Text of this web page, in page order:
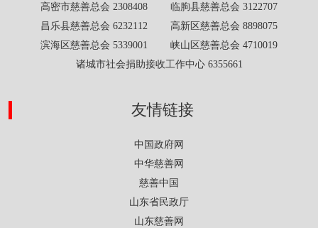
高密市慈善总会 2308408 临朐县慈善总会 3122707
昌乐县慈善总会 6232112 高新区慈善总会 8898075
滨海区慈善总会 5339001 峡山区慈善总会 4710019
诸城市社会捐助接收工作中心 6355661
友情链接
中国政府网
中华慈善网
慈善中国
山东省民政厅
山东慈善网